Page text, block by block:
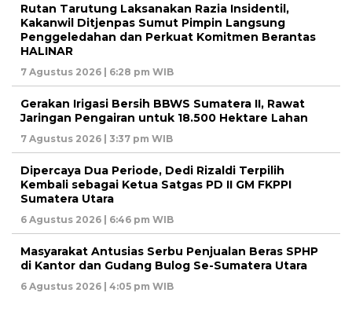
Rutan Tarutung Laksanakan Razia Insidentil,
Kakanwil Ditjenpas Sumut Pimpin Langsung
Penggeledahan dan Perkuat Komitmen Berantas
HALINAR
7 Agustus 2026 | 6:28 pm WIB
Gerakan Irigasi Bersih BBWS Sumatera II, Rawat
Jaringan Pengairan untuk 18.500 Hektare Lahan
7 Agustus 2026 | 3:37 pm WIB
Dipercaya Dua Periode, Dedi Rizaldi Terpilih
Kembali sebagai Ketua Satgas PD II GM FKPPI
Sumatera Utara
6 Agustus 2026 | 6:46 pm WIB
Masyarakat Antusias Serbu Penjualan Beras SPHP
di Kantor dan Gudang Bulog Se-Sumatera Utara
6 Agustus 2026 | 4:05 pm WIB